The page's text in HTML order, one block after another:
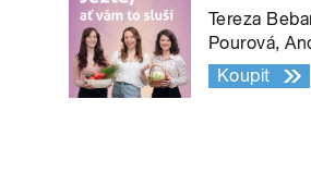
Tereza
Pourová,
Koupit